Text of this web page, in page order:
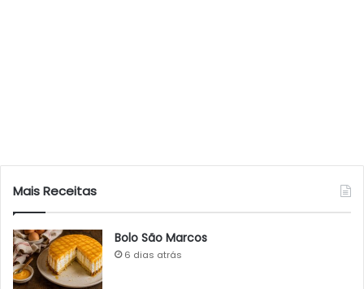
Mais Receitas
Bolo São Marcos
6 dias atrás